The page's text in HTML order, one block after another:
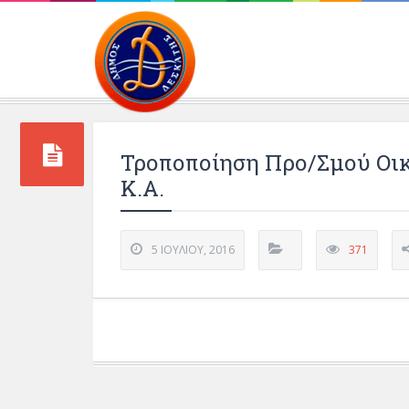
Τροποποίηση Προ/σμού
Κ.Α.
5 ΙΟΥΛΊΟΥ, 2016 371